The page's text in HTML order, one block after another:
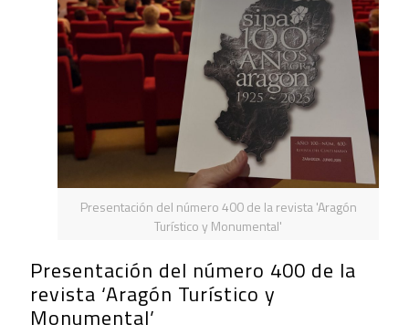
Presentación del número 400 de la revista 'Aragón
Turístico y Monumental'
Presentación del número 400 de la
revista ‘Aragón Turístico y
Monumental’